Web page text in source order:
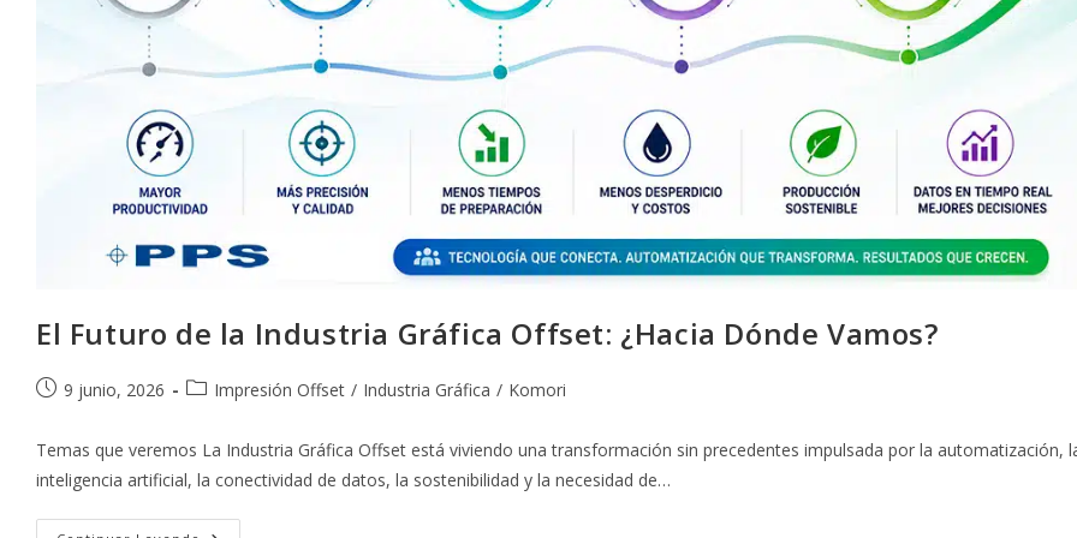
El Futuro de la Industria Gráfica Offset: ¿Hacia Dónde Vamos?
Publicación
entrada:
9 junio, 2026
Categoría
entrada:
Impresión Offset / Industria Gráfica / Komori
Temas que veremos La Industria Gráfica Offset está viviendo una transformación sin precedentes impulsada por la automatización,
inteligencia artificial, la conectividad de datos, la sostenibilidad y la necesidad de…